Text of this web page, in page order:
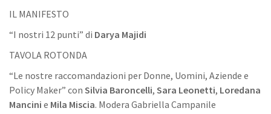
IL MANIFESTO
“I nostri 12 punti” di Darya Majidi
TAVOLA ROTONDA
“Le nostre raccomandazioni per Donne, Uomini, Aziende e
Policy Maker” con Silvia Baroncelli, Sara Leonetti, Loredana
Mancini e Mila Miscia. Modera Gabriella Campanile